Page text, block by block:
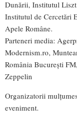
Dunării, Institutul
Institutul de Cercetări
Apele Române.
Parteneri media:
Modernism.ro,
România București
Zeppelin
Organizatorii
eveniment.